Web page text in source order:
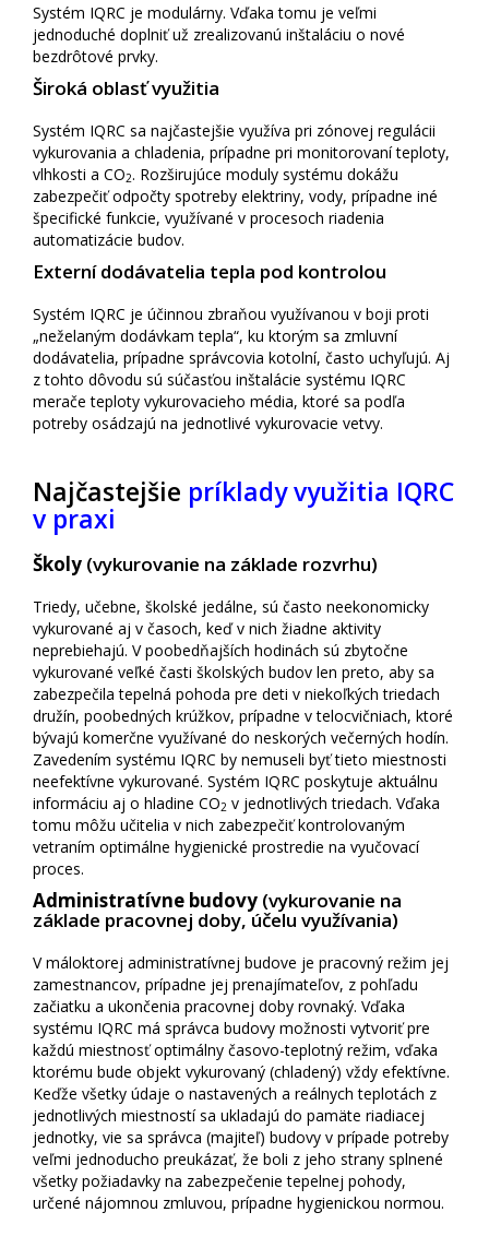
Systém IQRC je modulárny. Vďaka tomu je veľmi
jednoduché doplniť už zrealizovanú inštaláciu o nové
bezdrôtové prvky.
Široká oblasť využitia
Systém IQRC sa najčastejšie využíva pri zónovej regulácii
vykurovania a chladenia, prípadne pri monitorovaní teploty,
vlhkosti a CO2. Rozširujúce moduly systému dokážu
zabezpečiť odpočty spotreby elektriny, vody, prípadne iné
špecifické funkcie, využívané v procesoch riadenia
automatizácie budov.
Externí dodávatelia tepla pod kontrolou
Systém IQRC je účinnou zbraňou využívanou v boji proti
„neželaným dodávkam tepla“, ku ktorým sa zmluvní
dodávatelia, prípadne správcovia kotolní, často uchyľujú. Aj
z tohto dôvodu sú súčasťou inštalácie systému IQRC
merače teploty vykurovacieho média, ktoré sa podľa
potreby osádzajú na jednotlivé vykurovacie vetvy.
Najčastejšie príklady využitia IQRC
v praxi
Školy (vykurovanie na základe rozvrhu)
Triedy, učebne, školské jedálne, sú často neekonomicky
vykurované aj v časoch, keď v nich žiadne aktivity
neprebiehajú. V poobedňajších hodinách sú zbytočne
vykurované veľké časti školských budov len preto, aby sa
zabezpečila tepelná pohoda pre deti v niekoľkých triedach
družín, poobedných krúžkov, prípadne v telocvičniach, ktoré
bývajú komerčne využívané do neskorých večerných hodín.
Zavedením systému IQRC by nemuseli byť tieto miestnosti
neefektívne vykurované. Systém IQRC poskytuje aktuálnu
informáciu aj o hladine CO2 v jednotlivých triedach. Vďaka
tomu môžu učitelia v nich zabezpečiť kontrolovaným
vetraním optimálne hygienické prostredie na vyučovací
proces.
Administratívne budovy (vykurovanie na
základe pracovnej doby, účelu využívania)
V máloktorej administratívnej budove je pracovný režim jej
zamestnancov, prípadne jej prenajímateľov, z pohľadu
začiatku a ukončenia pracovnej doby rovnaký. Vďaka
systému IQRC má správca budovy možnosti vytvoriť pre
každú miestnosť optimálny časovo-teplotný režim, vďaka
ktorému bude objekt vykurovaný (chladený) vždy efektívne.
Keďže všetky údaje o nastavených a reálnych teplotách z
jednotlivých miestností sa ukladajú do pamäte riadiacej
jednotky, vie sa správca (majiteľ) budovy v prípade potreby
veľmi jednoducho preukázať, že boli z jeho strany splnené
všetky požiadavky na zabezpečenie tepelnej pohody,
určené nájomnou zmluvou, prípadne hygienickou normou.